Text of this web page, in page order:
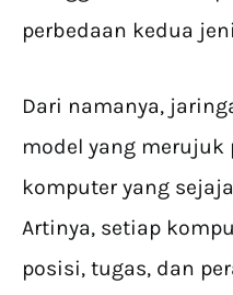
perbedaan kedua
Dari namanya,
model yang merujuk
komputer yang
Artinya, setiap
posisi, tugas, dan